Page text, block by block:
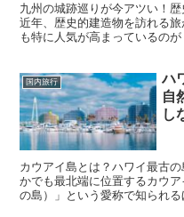
九州の城跡巡りが今アツい！
近年、歴史的建造物を訪れる
も特に人気が高まっているの
国内旅行
ハ
自
し
カウアイ島とは？ハワイ最古
かでも最北端に位置するカウ
の島）」という愛称で知られ